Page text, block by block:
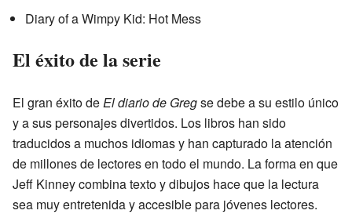
Diary of a Wimpy Kid: Hot Mess
El éxito de la serie
El gran éxito deEl diario de Gregse debe a su estilo único
y a sus personajes divertidos. Los libros han sido
traducidos a muchos idiomas y han capturado la atención
de millones de lectores en todo el mundo. La forma en que
Jeff Kinney combina texto y dibujos hace que la lectura
sea muy entretenida y accesible para jóvenes lectores.